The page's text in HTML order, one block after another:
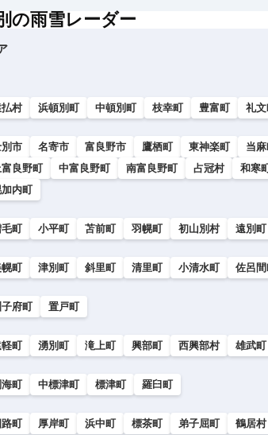
の雨雪レーダー
村 浜頓別町 中頓別町 枝幸町 豊富町 礼
市 名寄市 富良野市 鷹栖町 東神楽町 当
良野町 中富良野町 南富良野町 占冠村 和寒
内町
町 小平町 苫前町 羽幌町 初山別村 遠別町
町 津別町 斜里町 清里町 小清水町 佐呂
府町 置戸町
町 湧別町 滝上町 興部町 西興部村 雄武町
海町 中標津町 標津町 羅臼町
町 厚岸町 浜中町 標茶町 弟子屈町 鶴居村